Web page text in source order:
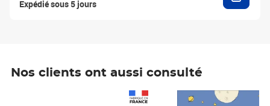
Expédié sous 5 jours
Nos clients ont aussi consulté
Prix 7,50€